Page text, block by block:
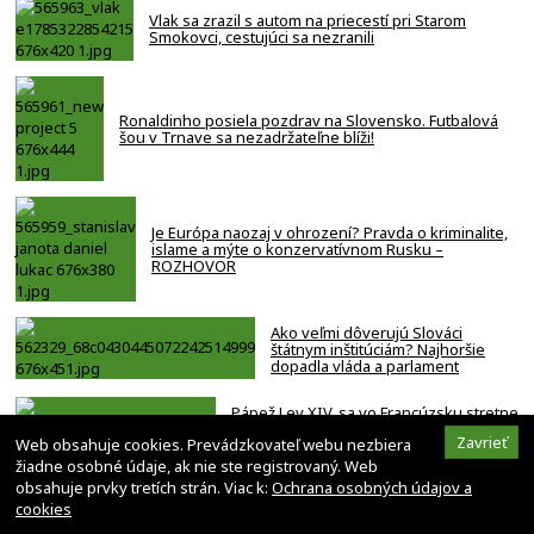
Vlak sa zrazil s autom na priecestí pri Starom
Smokovci, cestujúci sa nezranili
Ronaldinho posiela pozdrav na Slovensko. Futbalová
šou v Trnave sa nezadržateľne blíži!
Je Európa naozaj v ohrození? Pravda o kriminalite,
islame a mýte o konzervatívnom Rusku –
ROZHOVOR
Ako veľmi dôverujú Slováci
štátnym inštitúciám? Najhoršie
dopadla vláda a parlament
Pápež Lev XIV. sa vo Francúzsku stretne
s obeťami sexuálneho zneužívania
kňazmi Zavrieť
Web obsahuje cookies. Prevádzkovateľ webu nezbiera
žiadne osobné údaje, ak nie ste registrovaný. Web
obsahuje prvky tretích strán. Viac k: Ochrana osobných údajov a
cookies